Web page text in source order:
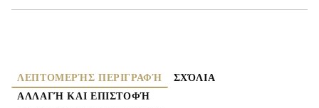
ΛΕΠΤΟΜΕΡΉΣ ΠΕΡΙΓΡΑΦΉ
ΣΧΌΛΙΑ
ΑΛΛΑΓΉ ΚΑΙ ΕΠΙΣΤΟΦΉ